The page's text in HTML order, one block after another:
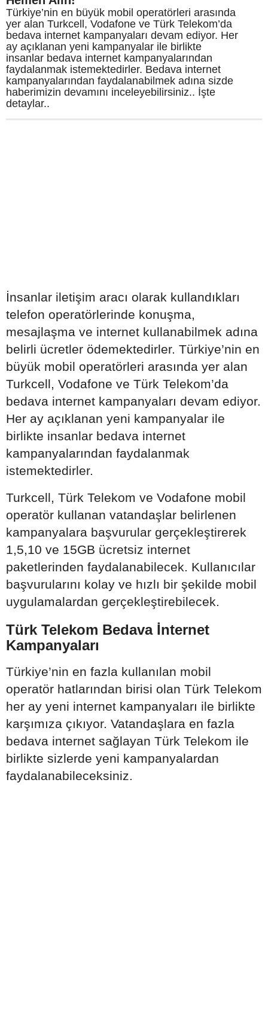
Türkiye’nin en büyük mobil operatörleri arasında
yer alan Turkcell, Vodafone ve Türk Telekom’da
bedava internet kampanyaları devam ediyor. Her
ay açıklanan yeni kampanyalar ile birlikte
insanlar bedava internet kampanyalarından
faydalanmak istemektedirler. Bedava internet
kampanyalarından faydalanabilmek adına sizde
haberimizin devamını inceleyebilirsiniz.. İşte
detaylar..
İnsanlar iletişim aracı olarak kullandıkları
telefon operatörlerinde konuşma,
mesajlaşma ve internet kullanabilmek adına
belirli ücretler ödemektedirler. Türkiye’nin en
büyük mobil operatörleri arasında yer alan
Turkcell, Vodafone ve Türk Telekom’da
bedava internet kampanyaları devam ediyor.
Her ay açıklanan yeni kampanyalar ile
birlikte insanlar bedava internet
kampanyalarından faydalanmak
istemektedirler.
Turkcell, Türk Telekom ve Vodafone mobil
operatör kullanan vatandaşlar belirlenen
kampanyalara başvurular gerçekleştirerek
1,5,10 ve 15GB ücretsiz internet
paketlerinden faydalanabilecek. Kullanıcılar
başvurularını kolay ve hızlı bir şekilde mobil
uygulamalardan gerçekleştirebilecek.
Türk Telekom Bedava İnternet
Kampanyaları
Türkiye’nin en fazla kullanılan mobil
operatör hatlarından birisi olan Türk Telekom
her ay yeni internet kampanyaları ile birlikte
karşımıza çıkıyor. Vatandaşlara en fazla
bedava internet sağlayan Türk Telekom ile
birlikte sizlerde yeni kampanyalardan
faydalanabileceksiniz.